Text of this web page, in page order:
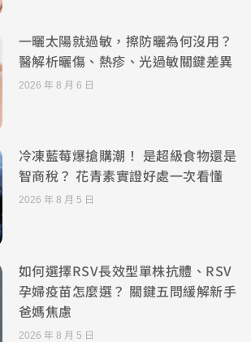
一曬太陽就過敏，擦防曬為何沒用？
醫解析曬傷、熱疹、光過敏關鍵差異
2026 年 8 月 6 日
冷凍藍莓爆搶購潮！ 是超級食物還是
智商稅？ 花青素實證好處一次看懂
2026 年 8 月 5 日
如何選擇RSV長效型單株抗體、RSV
孕婦疫苗怎麼選？ 關鍵五問緩解新手
爸媽焦慮
2026 年 8 月 5 日